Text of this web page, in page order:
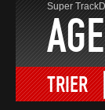
Super
TRIER